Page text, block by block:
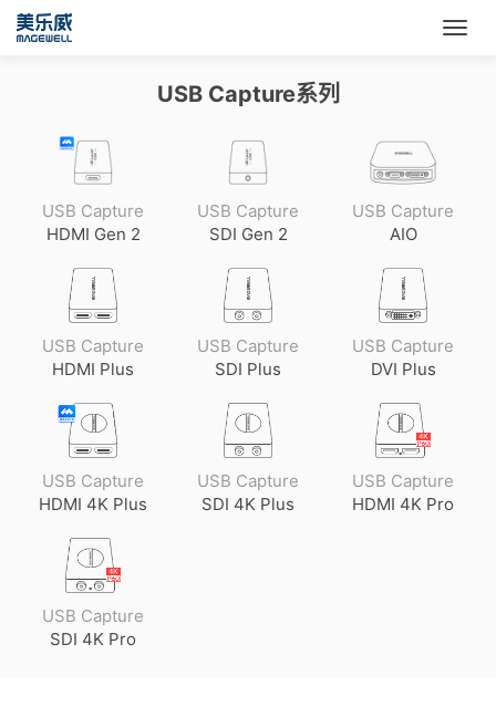
USB Capture系列
USB Capture
HDMI Gen 2
USB Capture
SDI Gen 2
USB Capture
AIO
USB Capture
HDMI Plus
USB Capture
SDI Plus
USB Capture
DVI Plus
USB Capture
HDMI 4K Plus
USB Capture
SDI 4K Plus
USB Capture
HDMI 4K Pro
USB Capture
SDI 4K Pro